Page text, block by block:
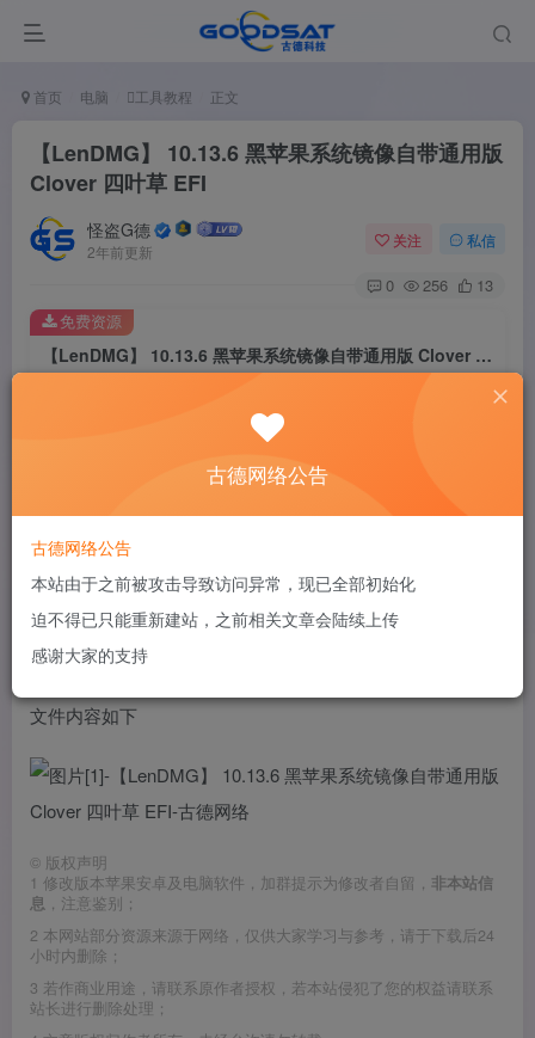
首页 电脑 工具教程 正文
【LenDMG】 10.13.6 黑苹果系统镜像自带通用版
Clover 四叶草 EFI
怪盗G德
2年前更新
关注 私信
0 256 13
【LenDMG】 10.13.6 黑苹果系统镜像自带通用版 Clover 四叶草 EFI
登录查看
免费资源
文件
当然说是通用，肯定还是要根据自己的情况修改
来自这个的镜像
文件内容如下
© 版权声明
1 修改版本苹果安卓及电脑软件，加群提示为修改者自留， 非本站信
息 ，注意鉴别；
2 本网站部分资源来源于网络，仅供大家学习与参考，请于下载后24
小时内删除；
3 若作商业用途，请联系原作者授权，若本站侵犯了您的权益请联系
站长进行删除处理；
古德网络公告
古德网络公告
本站由于之前被攻击导致访问异常，现已全部初始化
迫不得已只能重新建站，之前相关文章会陆续上传
感谢大家的支持